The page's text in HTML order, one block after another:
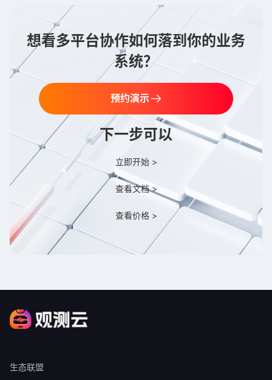
想看多平台协作如何落到你的业务
系统？
预约演示
下一步可以
立即开始 >
查看文档 >
查看价格 >
生态联盟